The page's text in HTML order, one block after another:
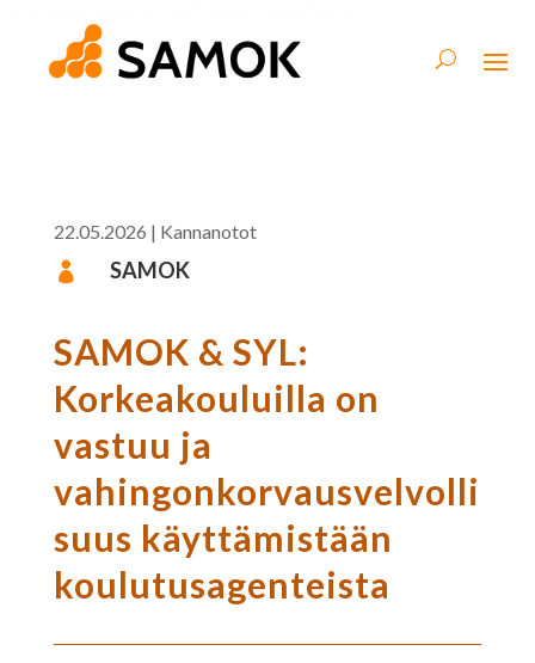
22.05.2026 | Kannanotot
 SAMOK
SAMOK & SYL:
Korkeakouluilla on
vastuu ja
vahingonkorvausvelvolli
suus käyttämistään
koulutusagenteista